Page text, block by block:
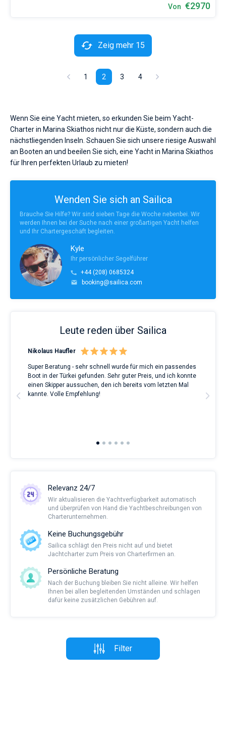
Von €2970
1 2 3 4
Zeig mehr 15
Wenn Sie eine Yacht mieten, so erkunden Sie beim Yacht-
Charter in Marina Skiathos nicht nur die Küste, sondern auch die
nächstliegenden Inseln. Schauen Sie sich unsere riesige Auswahl
an Booten an und beeilen Sie sich, eine Yacht in Marina Skiathos
für Ihren perfekten Urlaub zu mieten!
Wenden Sie sich an Sailica
Brauche Sie Hilfe? Wir sind sieben Tage die Woche nebenbei. Wir
werden Ihnen bei der Suche nach einer großartigen Yacht helfen
und Ihr Chartergeschäft begleiten.
Kyle
Ihr persönlicher Segelführer
+44 (208) 0685324
booking@sailica.com
Leute reden über Sailica
Nikolaus Haufler
Super Beratung - sehr schnell wurde für mich ein passendes
Boot in der Türkei gefunden. Sehr guter Preis, und ich konnte
einen Skipper aussuchen, den ich bereits vom letzten Mal
kannte. Volle Empfehlung!
Relevanz 24/7
Wir aktualisieren die Yachtverfügbarkeit automatisch
und überprüfen von Hand die Yachtbeschreibungen von
Charterunternehmen.
Keine Buchungsgebühr
Sailica schlägt den Preis nicht auf und bietet
Jachtcharter zum Preis von Charterfirmen an.
Persönliche Beratung
Nach der Buchung bleiben Sie nicht alleine. Wir helfen
Ihnen bei allen begleitenden Umständen und schlagen
dafür keine zusätzlichen Gebühren auf.
Filter